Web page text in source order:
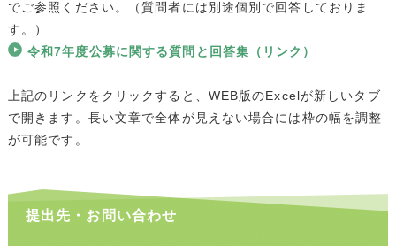
でご参照ください。（質問者には別途個別で回答しておりま
す。）
令和7年度公募に関する質問と回答集（リンク）
上記のリンクをクリックすると、WEB版のExcelが新しいタブ
で開きます。長い文章で全体が見えない場合には枠の幅を調整
が可能です。
提出先・お問い合わせ